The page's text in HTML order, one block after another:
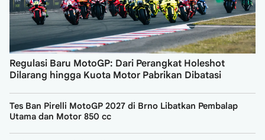
Regulasi Baru MotoGP: Dari Perangkat Holeshot
Dilarang hingga Kuota Motor Pabrikan Dibatasi
Tes Ban Pirelli MotoGP 2027 di Brno Libatkan Pembalap
Utama dan Motor 850 cc